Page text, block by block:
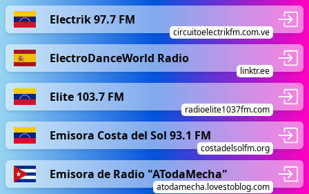
Electrik 97.7 FM
circuitoelectrikfm.com.ve
ElectroDanceWorld Radio
linktr.ee
Elite 103.7 FM
radioelite1037fm.com
Emisora Costa del Sol 93.1 FM
costadelsolfm.org
Emisora de Radio "ATodaMecha"
atodamecha.lovestoblog.com